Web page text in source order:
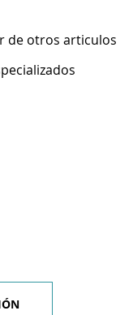
de otros articulos